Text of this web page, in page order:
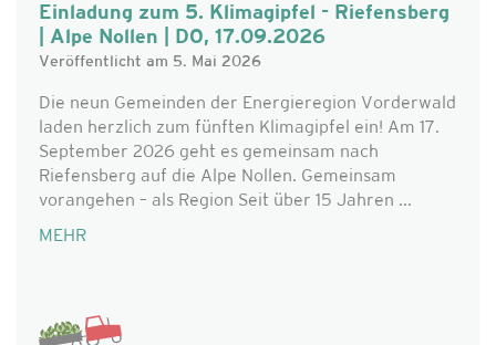
Einladung zum 5. Klimagipfel - Riefensberg
| Alpe Nollen | DO, 17.09.2026
Veröffentlicht am 5. Mai 2026
Die neun Gemeinden der Energieregion Vorderwald
laden herzlich zum fünften Klimagipfel ein! Am 17.
September 2026 geht es gemeinsam nach
Riefensberg auf die Alpe Nollen. Gemeinsam
vorangehen – als Region Seit über 15 Jahren ...
MEHR